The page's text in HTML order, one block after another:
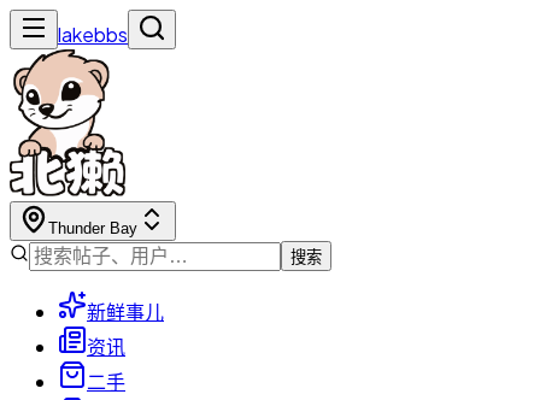
lakebbs
Thunder Bay
搜索
新鲜事儿
资讯
二手